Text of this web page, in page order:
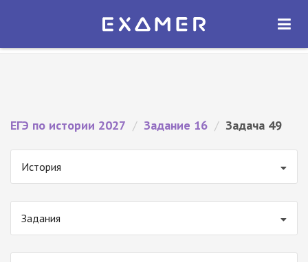
Экзамер — ЕГЭ 2027
ОТКРЫТЬ
ЕГЭ по истории 2027 / Задание 16 / Задача 49
История
Задания